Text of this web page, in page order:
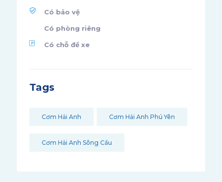
Có bảo vệ
Có phòng riêng
Có chỗ để xe
Tags
Cơm Hải Anh Cơm Hải Anh Phú Yên
Cơm Hải Anh Sông Cầu